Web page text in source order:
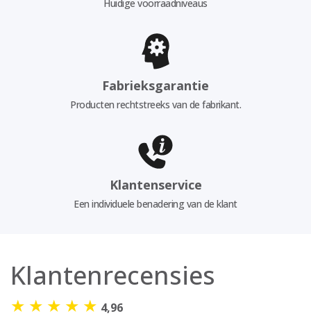
Huidige voorraadniveaus
Fabrieksgarantie
Producten rechtstreeks van de fabrikant.
Klantenservice
Een individuele benadering van de klant
Klantenrecensies
★ ★ ★ ★ ★ 4,96